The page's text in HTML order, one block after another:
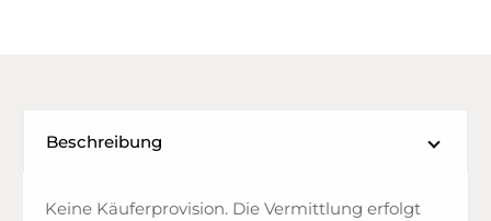
Beschreibung
Keine Käuferprovision. Die Vermittlung erfolgt